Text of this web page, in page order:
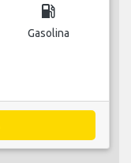
local_gas_station
Gasolina